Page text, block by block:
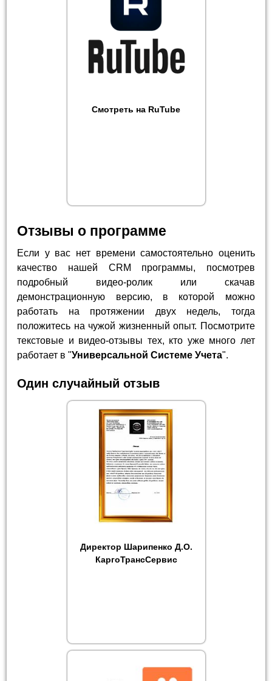
Смотреть на RuTube
Отзывы о программе
Если у вас нет времени самостоятельно оценить
качество нашей CRM программы, посмотрев
подробный видео-ролик или скачав
демонстрационную версию, в которой можно
работать на протяжении двух недель, тогда
положитесь на чужой жизненный опыт. Посмотрите
текстовые и видео-отзывы тех, кто уже много лет
работает в "Универсальной Системе Учета".
Один случайный отзыв
Директор Шарипенко Д.О.
КаргоТрансСервис